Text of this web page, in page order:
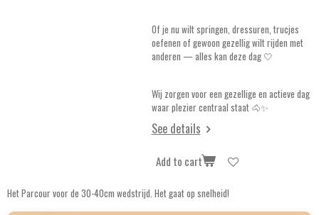
Of je nu wilt springen, dressuren, trucjes
oefenen of gewoon gezellig wilt rijden met
anderen — alles kan deze dag 🤍
Wij zorgen voor een gezellige en actieve dag
waar plezier centraal staat 🐴✨
See details
Add to cart
Het Parcour voor de 30-40cm wedstrijd. Het gaat op snelheid!